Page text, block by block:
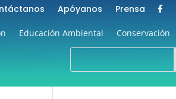
Apóyanos Prensa
Educación Ambiental Conservación